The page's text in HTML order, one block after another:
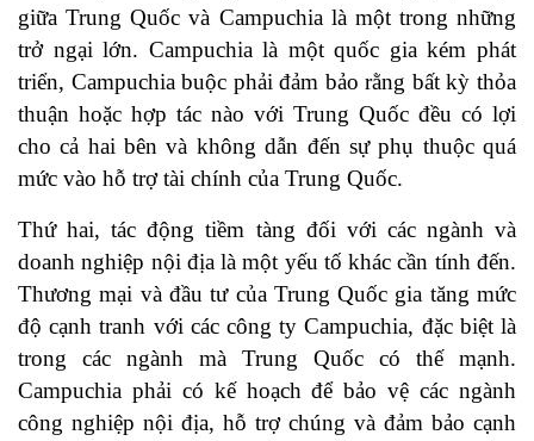
giữa Trung Quốc và Campuchia là một trong những
trở ngại lớn. Campuchia là một quốc gia kém phát
triển, Campuchia buộc phải đảm bảo rằng bất kỳ thỏa
thuận hoặc hợp tác nào với Trung Quốc đều có lợi
cho cả hai bên và không dẫn đến sự phụ thuộc quá
mức vào hỗ trợ tài chính của Trung Quốc.
Thứ hai, tác động tiềm tàng đối với các ngành và
doanh nghiệp nội địa là một yếu tố khác cần tính đến.
Thương mại và đầu tư của Trung Quốc gia tăng mức
độ cạnh tranh với các công ty Campuchia, đặc biệt là
trong các ngành mà Trung Quốc có thế mạnh.
Campuchia phải có kế hoạch để bảo vệ các ngành
công nghiệp nội địa, hỗ trợ chúng và đảm bảo cạnh